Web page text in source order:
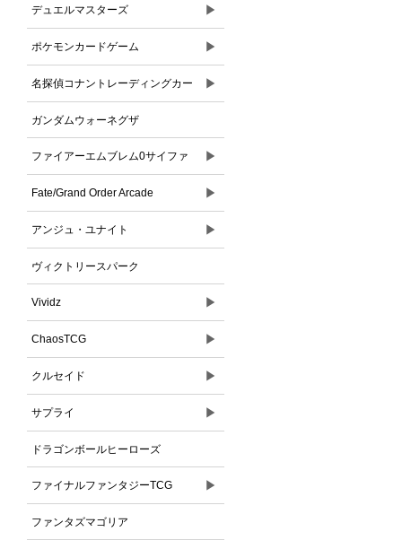
デュエルマスターズ ▶
ポケモンカードゲーム ▶
名探偵コナントレーディングカー
ドゲーム
▶
ガンダムウォーネグザ
ファイアーエムブレム0サイファ ▶
Fate/Grand Order Arcade ▶
アンジュ・ユナイト ▶
ヴィクトリースパーク
Vividz ▶
ChaosTCG ▶
クルセイド ▶
サプライ ▶
ドラゴンボールヒーローズ
ファイナルファンタジーTCG ▶
ファンタズマゴリア